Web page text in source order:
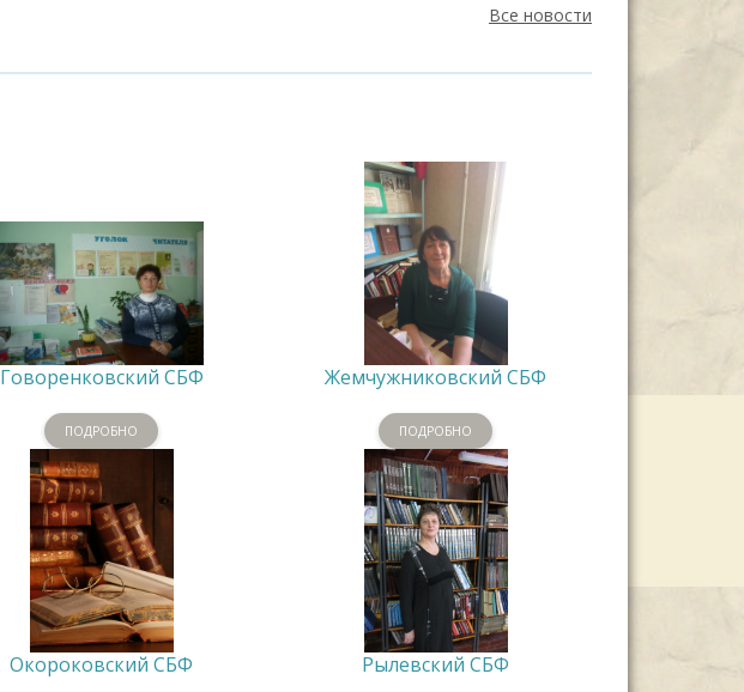
Все новости
Говоренковский СБФ
ПОДРОБНО
Жемчужниковский СБФ
ПОДРОБНО
Окороковский СБФ Рылевский СБФ